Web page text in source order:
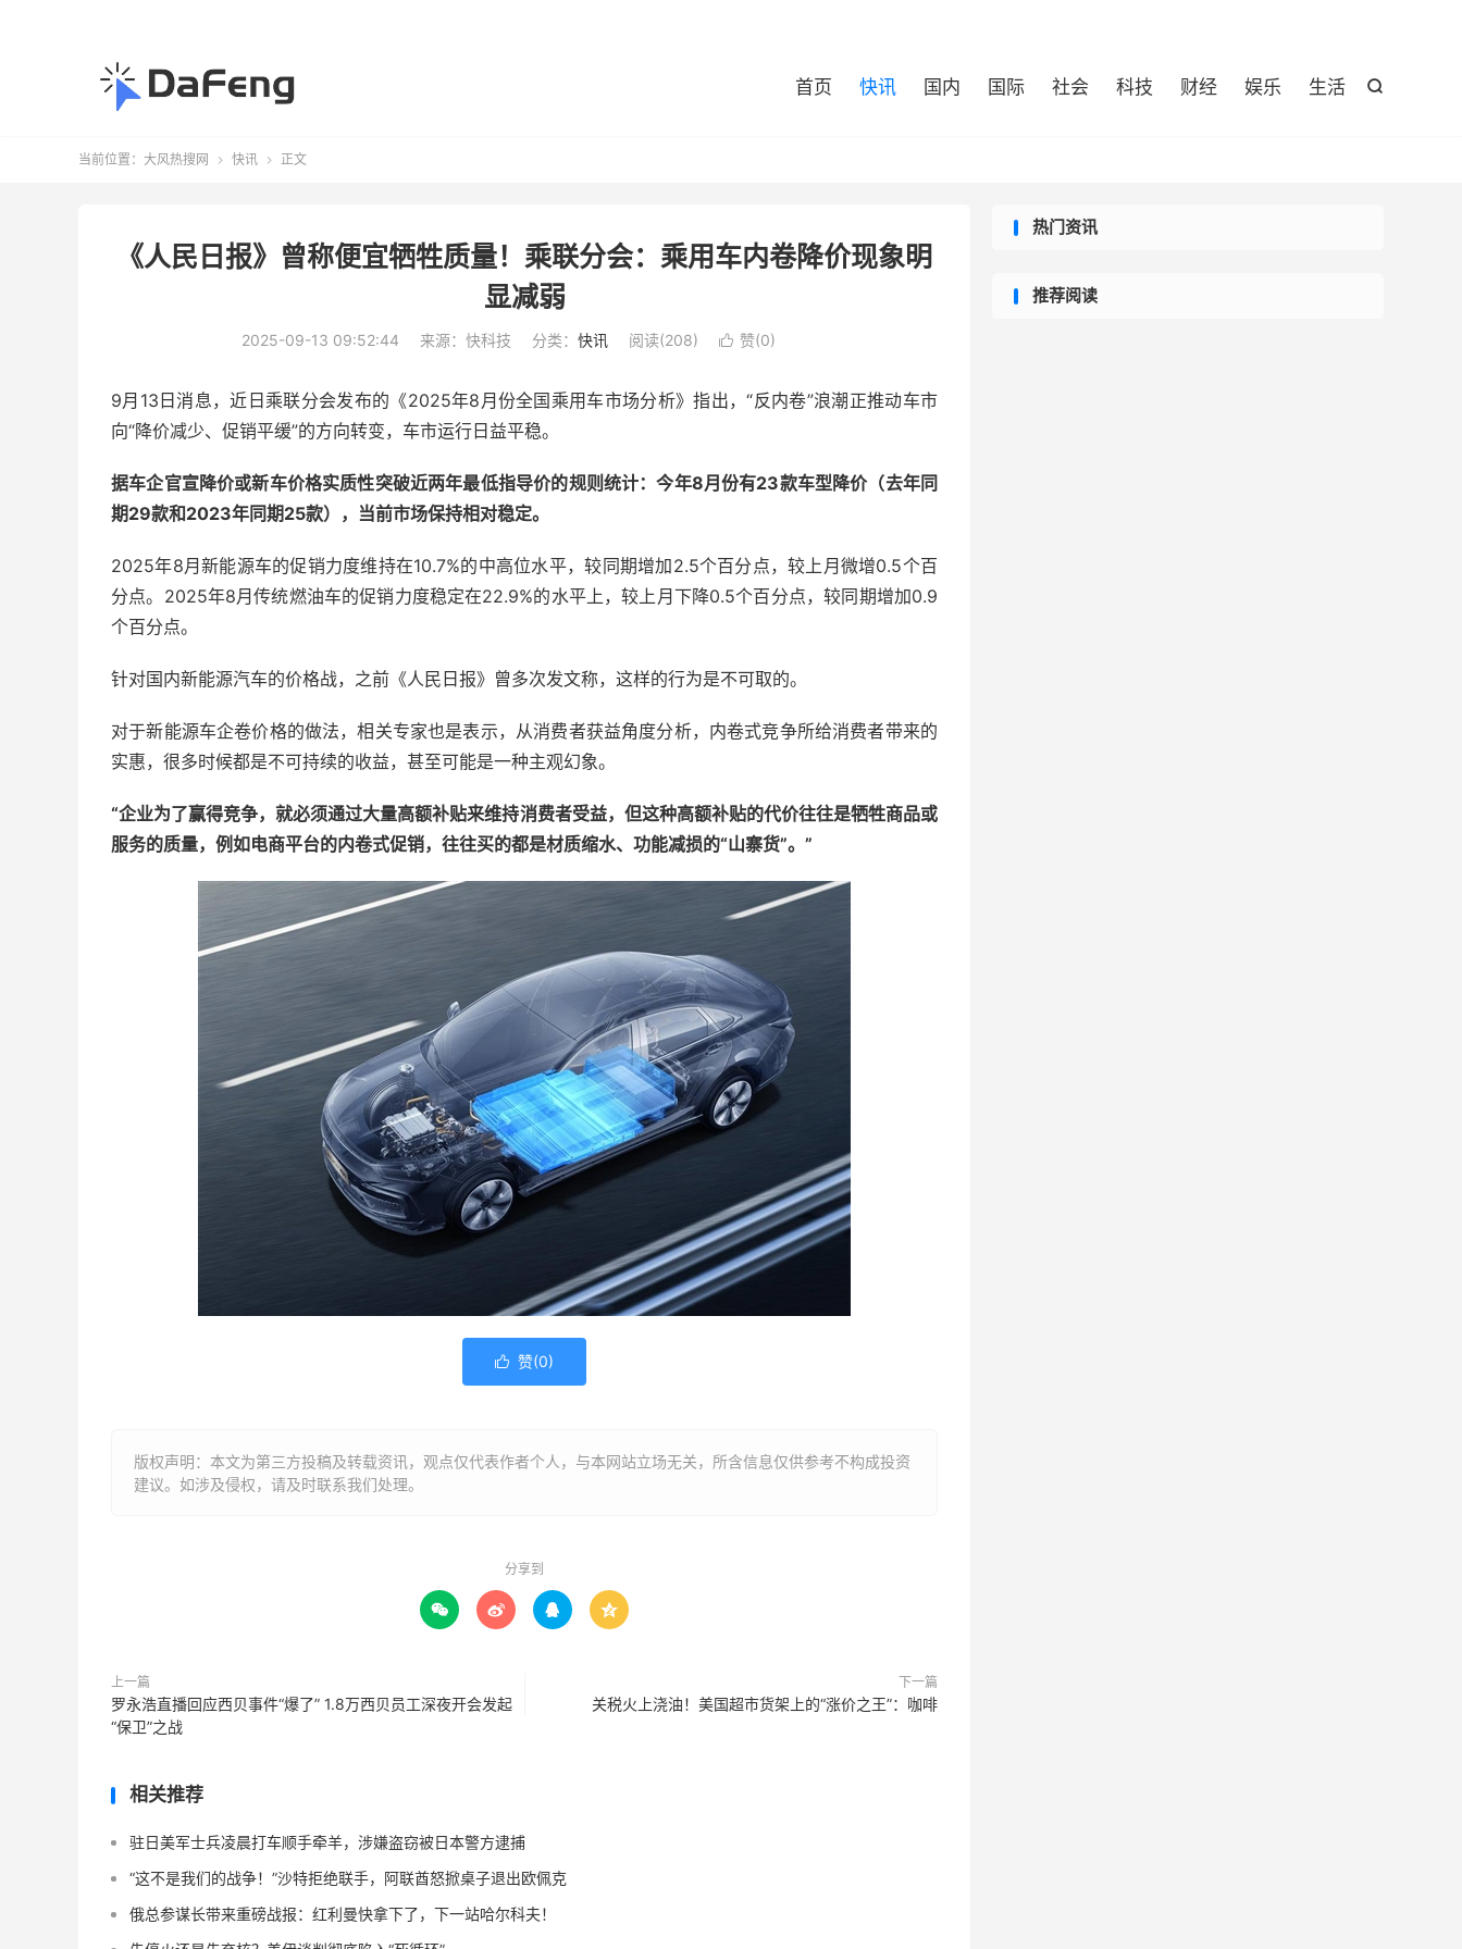

首页 快讯 国内 国际 社会 科技 财经 娱乐 生活
当前位置： 大风热搜网  快讯  正文
《人民日报》曾称便宜牺牲质量！乘联分会：乘用车内卷降价现象明
显减弱
2025-09-13 09:52:44 来源：快科技 分类： 快讯 阅读(208)  赞(0)
9月13日消息，近日乘联分会发布的《2025年8月份全国乘用车市场分析》指出，“反内卷”浪潮正推动车市
向“降价减少、促销平缓”的方向转变，车市运行日益平稳。
据车企官宣降价或新车价格实质性突破近两年最低指导价的规则统计：今年8月份有23款车型降价（去年同
期29款和2023年同期25款），当前市场保持相对稳定。
2025年8月新能源车的促销力度维持在10.7%的中高位水平，较同期增加2.5个百分点，较上月微增0.5个百
分点。2025年8月传统燃油车的促销力度稳定在22.9%的水平上，较上月下降0.5个百分点，较同期增加0.9
个百分点。
针对国内新能源汽车的价格战，之前《人民日报》曾多次发文称，这样的行为是不可取的。
对于新能源车企卷价格的做法，相关专家也是表示，从消费者获益角度分析，内卷式竞争所给消费者带来的
实惠，很多时候都是不可持续的收益，甚至可能是一种主观幻象。
“企业为了赢得竞争，就必须通过大量高额补贴来维持消费者受益，但这种高额补贴的代价往往是牺牲商品或
服务的质量，例如电商平台的内卷式促销，往往买的都是材质缩水、功能减损的“山寨货”。”
 赞(0)
版权声明：本文为第三方投稿及转载资讯，观点仅代表作者个人，与本网站立场无关，所含信息仅供参考不构成投资
建议。如涉及侵权，请及时联系我们处理。
分享到
   
上一篇
罗永浩直播回应西贝事件“爆了” 1.8万西贝员工深夜开会发起
“保卫”之战
下一篇
关税火上浇油！美国超市货架上的“涨价之王”：咖啡
相关推荐
驻日美军士兵凌晨打车顺手牵羊，涉嫌盗窃被日本警方逮捕
“这不是我们的战争！”沙特拒绝联手，阿联酋怒掀桌子退出欧佩克
俄总参谋长带来重磅战报：红利曼快拿下了，下一站哈尔科夫！
热门资讯
推荐阅读